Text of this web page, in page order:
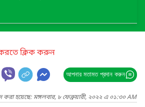
ক্লিক করুন
আপনার মতামত প্রদান করুন
করা হয়েছে: মঙ্গলবার, ৮ ফেব্রুয়ারী, ২০২২ এ ০১:৩০ AM